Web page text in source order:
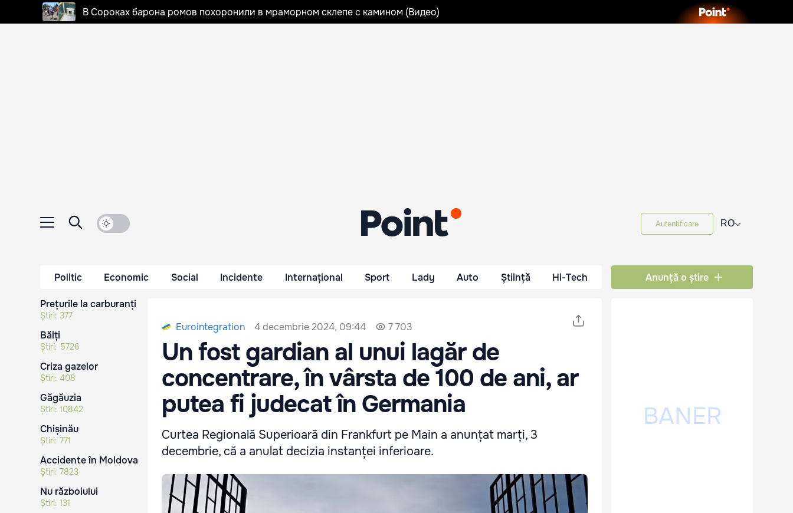
В Сороках барона ромов похоронили в мраморном склепе с камином (Видео)
Autentificare RO⌵
Politic Economic Social Incidente Internațional Sport Lady Auto Știință Hi-Tech Anunță o știre
Prețurile la carburanți
Știri: 377
Bălți
Știri: 5726
Criza gazelor
Știri: 408
Găgăuzia
Știri: 10842
Chișinău
Știri: 771
Accidente în Moldova
Știri: 7823
Nu războiului
Știri: 131
Eurointegration 4 decembrie 2024, 09:44 7 703
Un fost gardian al unui lagăr de
concentrare, în vârsta de 100 de ani, ar
putea fi judecat în Germania
Curtea Regională Superioară din Frankfurt pe Main a anunțat marți, 3
decembrie, că a anulat decizia instanței inferioare.